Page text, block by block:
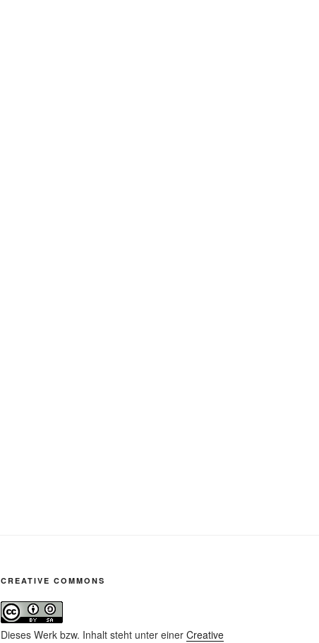
CREATIVE COMMONS
Dieses Werk bzw. Inhalt steht unter einer Creative